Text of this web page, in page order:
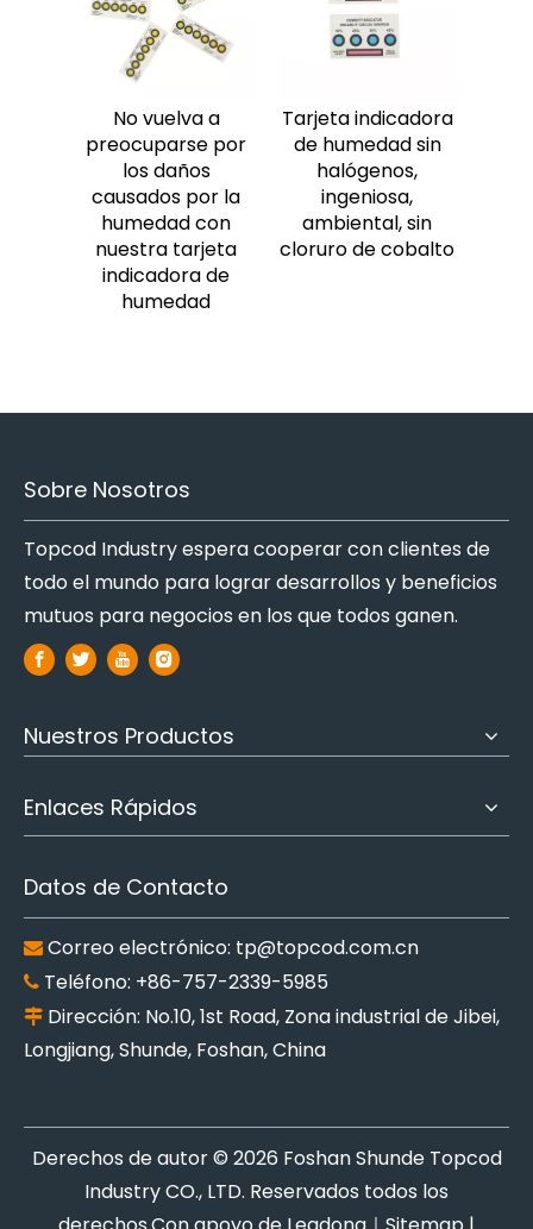
No vuelva a
preocuparse por
los daños
causados ​​por la
humedad con
nuestra tarjeta
indicadora de
humedad
Tarjeta indicadora
de humedad sin
halógenos,
ingeniosa,
ambiental, sin
cloruro de cobalto
Sobre Nosotros
Topcod Industry espera cooperar con clientes de
todo el mundo para lograr desarrollos y beneficios
mutuos para negocios en los que todos ganen.
Nuestros Productos
Enlaces Rápidos
Datos de Contacto
 Correo electrónico: tp@topcod.com.cn
 Teléfono: +86-757-2339-5985
 Dirección: No.10, 1st Road, Zona industrial de Jibei,
Longjiang, Shunde, Foshan, China
Derechos de autor © 2026 Foshan Shunde Topcod
Industry CO., LTD. Reservados todos los